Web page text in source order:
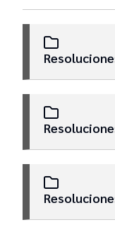
Orden del Día
Dictamenes
Resoluciones